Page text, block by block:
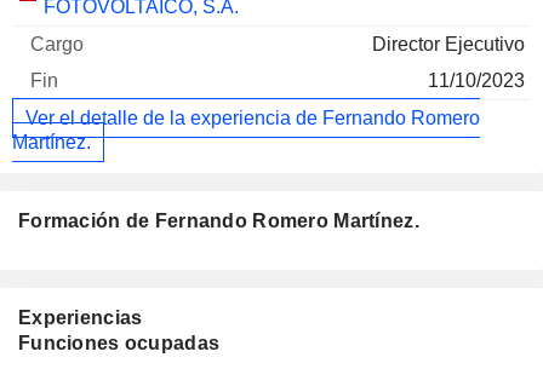
FOTOVOLTAICO, S.A.
Director Ejecutivo
11/10/2023
Ver el detalle de la experiencia de Fernando Romero
Martínez.
Formación de Fernando Romero Martínez.
Experiencias
Funciones ocupadas